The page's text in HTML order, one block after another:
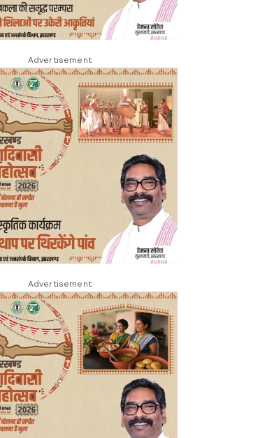
Advertisement
Advertisement